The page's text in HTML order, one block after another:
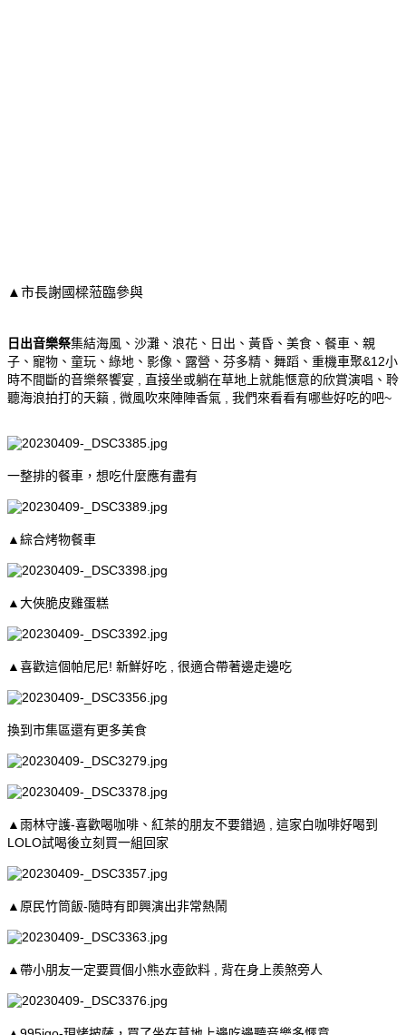
▲市長謝國樑蒞臨參與
日出音樂祭集結海風、沙灘、浪花、日出、黃昏、美食、餐車、親
子、寵物、童玩、綠地、影像、露營、芬多精、舞蹈、重機車聚&12小
時不間斷的音樂祭饗宴 , 直接坐或躺在草地上就能愜意的欣賞演唱、聆
聽海浪拍打的天籟 , 微風吹來陣陣香氣 , 我們來看看有哪些好吃的吧~
一整排的餐車，想吃什麼應有盡有
▲綜合烤物餐車
▲大俠脆皮雞蛋糕
▲喜歡這個帕尼尼! 新鮮好吃 , 很適合帶著邊走邊吃
換到市集區還有更多美食
▲雨林守護-喜歡喝咖啡、紅茶的朋友不要錯過 , 這家白咖啡好喝到
LOLO試喝後立刻買一組回家
▲原民竹筒飯-隨時有即興演出非常熱鬧
▲帶小朋友一定要買個小熊水壺飲料 , 背在身上羨煞旁人